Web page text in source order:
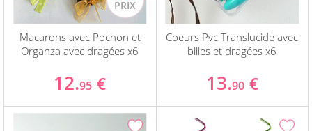
Macarons avec Pochon et
Organza avec dragées x6
12.95 €
Coeurs Pvc Translucide avec
billes et dragées x6
13.90 €